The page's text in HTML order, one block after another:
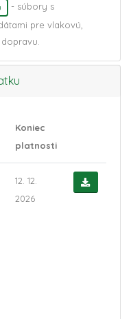
- súbory s
pre vlakovú,
Koniec
platnosti
12. 12.
2026